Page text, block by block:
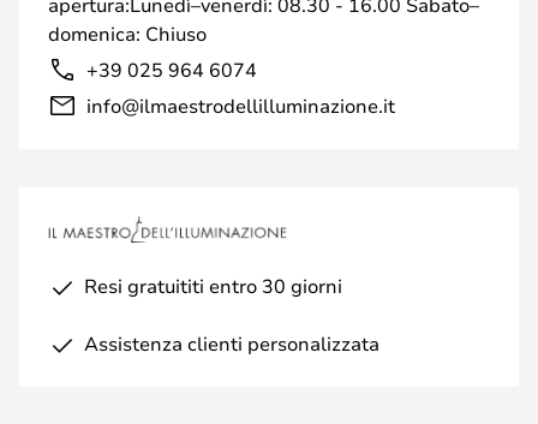
domenica: Chiuso
+39 025 964 6074
info@ilmaestrodellilluminazione.it
Resi gratuititi entro 30 giorni
Assistenza clienti personalizzata